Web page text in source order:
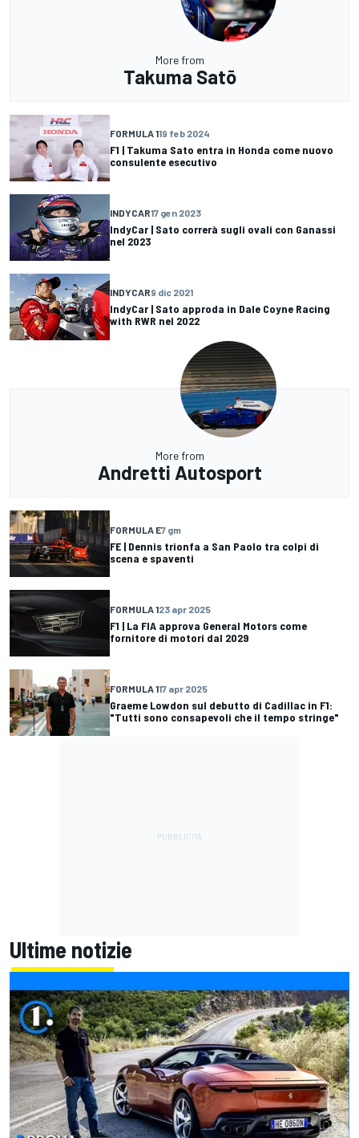
More from
Takuma Satō
FORMULA 119 feb 2024
F1 | Takuma Sato entra in Honda come nuovo
consulente esecutivo
INDYCAR17 gen 2023
IndyCar | Sato correrà sugli ovali con Ganassi
nel 2023
INDYCAR9 dic 2021
IndyCar | Sato approda in Dale Coyne Racing
with RWR nel 2022
More from
Andretti Autosport
FORMULA E7 gm
FE | Dennis trionfa a San Paolo tra colpi di
scena e spaventi
FORMULA 123 apr 2025
F1 | La FIA approva General Motors come
fornitore di motori dal 2029
FORMULA 117 apr 2025
Graeme Lowdon sul debutto di Cadillac in F1:
"Tutti sono consapevoli che il tempo stringe"
Ultime notizie